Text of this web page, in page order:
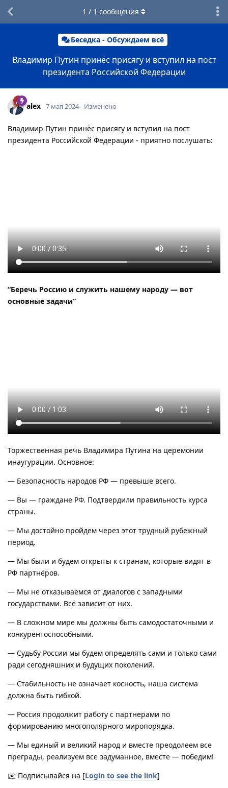
Беседка - Обсуждаем всё
Владимир Путин принёс присягу и вступил на пост
президента Российской Федерации
1 / 1 сообщения
alex 7 мая 2024 Изменено
Владимир Путин принёс присягу и вступил на пост
президента Российской Федерации - приятно послушать:
“Беречь Россию и служить нашему народу — вот
основные задачи”
Торжественная речь Владимира Путина на церемонии
инаугурации. Основное:
— Безопасность народов РФ — превыше всего.
— Вы — граждане РФ. Подтвердили правильность курса
страны.
— Мы достойно пройдем через этот трудный рубежный
период.
— Мы были и будем открыты к странам, которые видят в
РФ партнёров.
— Мы не отказываемся от диалогов с западными
государствами. Всё зависит от них.
— В сложном мире мы должны быть самодостаточными и
конкурентоспособными.
— Судьбу России мы будем определять сами и только сами
ради сегодняшних и будущих поколений.
— Стабильность не означает косность, наша система
должна быть гибкой.
— Россия продолжит работу с партнерами по
формированию многополярного миропорядка.
— Мы единый и великий народ и вместе преодолеем все
преграды, реализуем все задуманное, вместе — победим!
✉️ Подписывайся на [Login to see the link]